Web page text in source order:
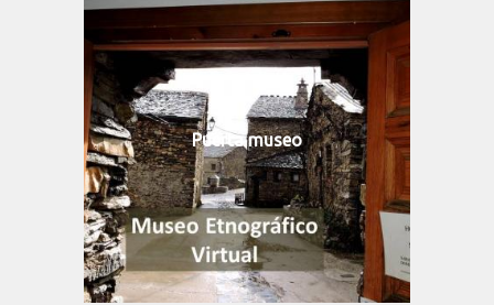
Puerta museo